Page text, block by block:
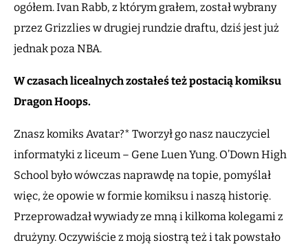
ogółem. Ivan Rabb, z którym grałem, został wybrany
przez Grizzlies w drugiej rundzie draftu, dziś jest już
jednak poza NBA.
W czasach licealnych zostałeś też postacią komiksu
Dragon Hoops.
Znasz komiks Avatar?* Tworzył go nasz nauczyciel
informatyki z liceum – Gene Luen Yung. O’Down High
School było wówczas naprawdę na topie, pomyślał
więc, że opowie w formie komiksu i naszą historię.
Przeprowadzał wywiady ze mną i kilkoma kolegami z
drużyny. Oczywiście z moją siostrą też i tak powstało